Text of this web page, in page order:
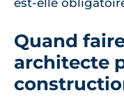
est-elle
Quand
architecte